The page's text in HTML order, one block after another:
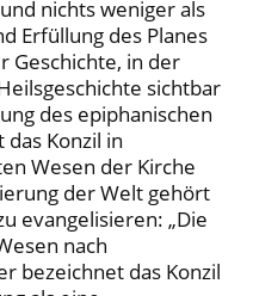
nichts weniger als
Erfüllung des Planes
Geschichte, in der
sichtbar
des epiphanischen
Konzil in
Wesen der Kirche
der Welt gehört
evangelisieren: „Die
nach
bezeichnet das Konzil